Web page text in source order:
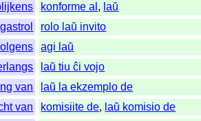
konforme al , laŭ
gastrol
rolo laŭ invito
agi laŭ
laŭ tiu ĉi vojo
van
laŭ la ekzemplo de
van
komisiite de, laŭ komisio de